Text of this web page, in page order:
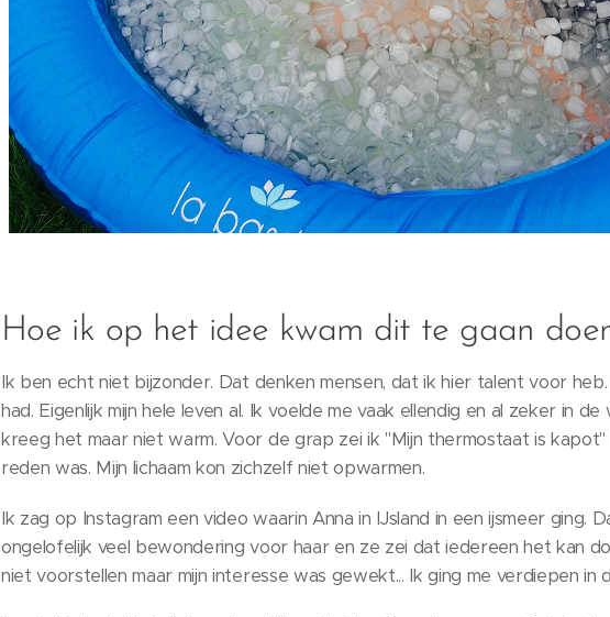
Hoe ik op het idee kwam dit te gaan
Ik ben echt niet bijzonder. Dat denken mensen, dat ik hier talent voor
had. Eigenlijk mijn hele leven al. Ik voelde me vaak ellendig en al zeker in
kreeg het maar niet warm. Voor de grap zei ik "Mijn thermostaat is
reden was. Mijn lichaam kon zichzelf niet opwarmen.
Ik zag op Instagram een video waarin Anna in IJsland in een ijsmeer ging.
ongelofelijk veel bewondering voor haar en ze zei dat iedereen het kan
niet voorstellen maar mijn interesse was gewekt... Ik ging me verdiepen in